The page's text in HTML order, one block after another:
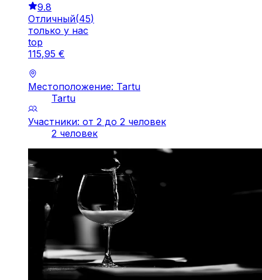
9.8
Отличный(45)
только у нас
top
115,95 €
Местоположение: Tartu
Tartu
Участники: от 2 до 2 человек
2 человек